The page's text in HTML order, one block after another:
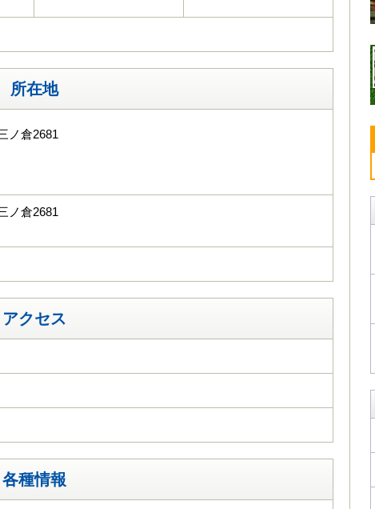
所在地
ノ倉2681
ノ倉2681
アクセス
各種情報